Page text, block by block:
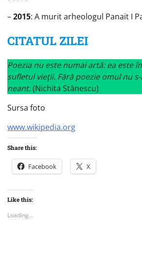
–2015: A murit arheologul Panait I
CITATUL ZILEI
Poezia nu este numai artă: ea este
sufletul vieţii. Fără poezie omul nu
neant.(Nichita Stănescu)
Sursa foto
www.wikipedia.org
Share this:
Facebook X
Like this:
Loading...